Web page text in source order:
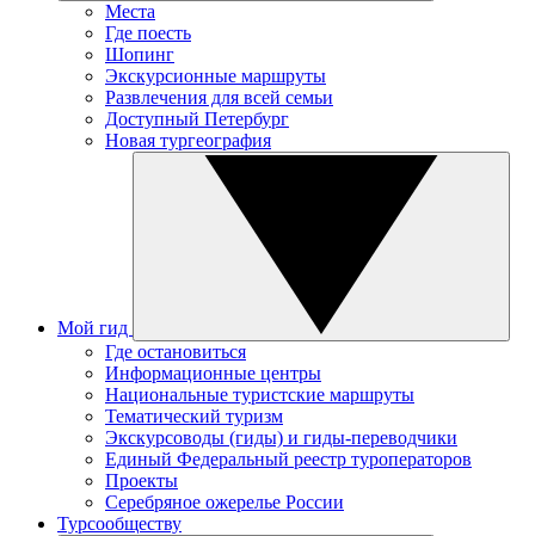
Места
Где поесть
Шопинг
Экскурсионные маршруты
Развлечения для всей семьи
Доступный Петербург
Новая тургеография
Мой гид
Где остановиться
Информационные центры
Национальные туристские маршруты
Тематический туризм
Экскурсоводы (гиды) и гиды-переводчики
Единый Федеральный реестр туроператоров
Проекты
Серебряное ожерелье России
Турсообществу